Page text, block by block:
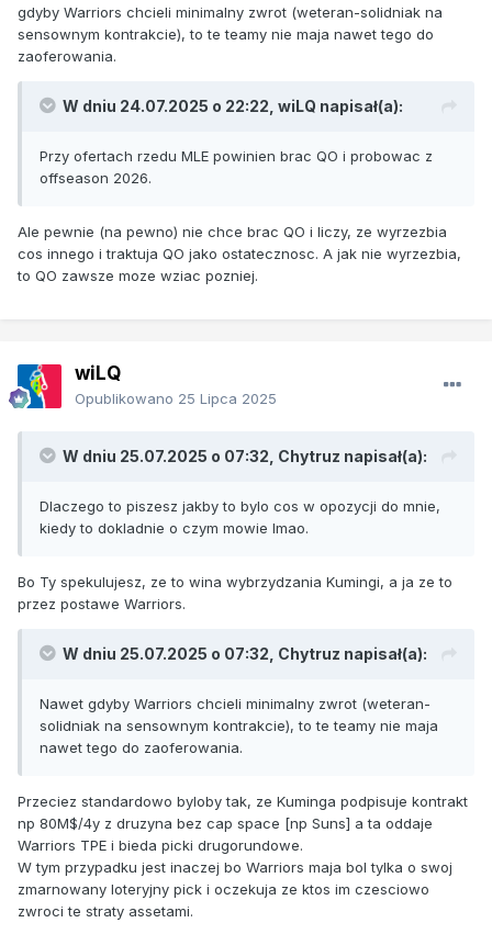
gdyby Warriors chcieli minimalny zwrot (weteran-solidniak na
sensownym kontrakcie), to te teamy nie maja nawet tego do
zaoferowania.
W dniu 24.07.2025 o 22:22, wiLQ napisał(a):
Przy ofertach rzedu MLE powinien brac QO i probowac z
offseason 2026.
Ale pewnie (na pewno) nie chce brac QO i liczy, ze wyrzezbia
cos innego i traktuja QO jako ostatecznosc. A jak nie wyrzezbia,
to QO zawsze moze wziac pozniej.
wiLQ
Opublikowano 25 Lipca 2025
W dniu 25.07.2025 o 07:32, Chytruz napisał(a):
Dlaczego to piszesz jakby to bylo cos w opozycji do mnie,
kiedy to dokladnie o czym mowie lmao.
Bo Ty spekulujesz, ze to wina wybrzydzania Kumingi, a ja ze to
przez postawe Warriors.
W dniu 25.07.2025 o 07:32, Chytruz napisał(a):
Nawet gdyby Warriors chcieli minimalny zwrot (weteran-
solidniak na sensownym kontrakcie), to te teamy nie maja
nawet tego do zaoferowania.
Przeciez standardowo byloby tak, ze Kuminga podpisuje kontrakt
np 80M$/4y z druzyna bez cap space [np Suns] a ta oddaje
Warriors TPE i bieda picki drugorundowe.
W tym przypadku jest inaczej bo Warriors maja bol tylka o swoj
zmarnowany loteryjny pick i oczekuja ze ktos im czesciowo
zwroci te straty assetami.